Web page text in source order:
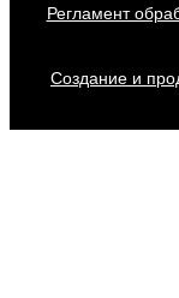
Регламент
Создание и